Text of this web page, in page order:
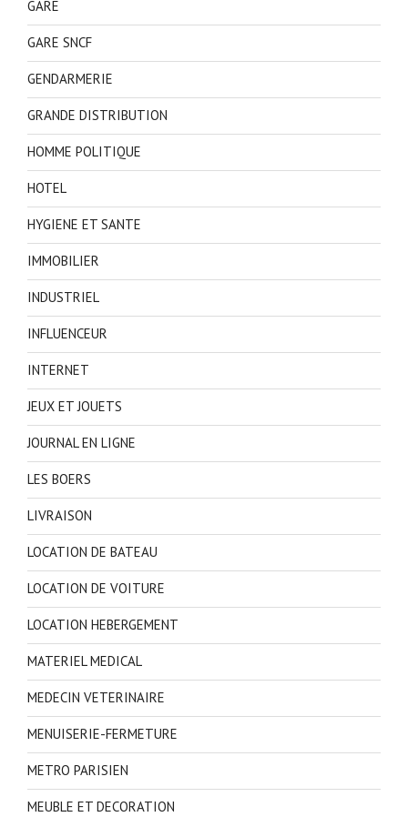
GARE
GARE SNCF
GENDARMERIE
GRANDE DISTRIBUTION
HOMME POLITIQUE
HOTEL
HYGIENE ET SANTE
IMMOBILIER
INDUSTRIEL
INFLUENCEUR
INTERNET
JEUX ET JOUETS
JOURNAL EN LIGNE
LES BOERS
LIVRAISON
LOCATION DE BATEAU
LOCATION DE VOITURE
LOCATION HEBERGEMENT
MATERIEL MEDICAL
MEDECIN VETERINAIRE
MENUISERIE-FERMETURE
METRO PARISIEN
MEUBLE ET DECORATION